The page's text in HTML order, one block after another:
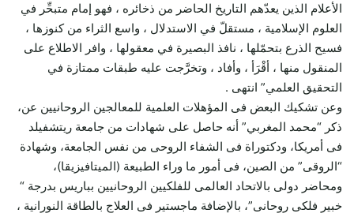
الأعلام الذين يعدّهم التاريخ الحاضر من ذخائره ، فهو إمام متبحِّر في
العلوم الإسلامية ، مستقلّ في الاستدلال ، واسع الثراء من كنوزها ،
فسيح الذرع بتحمّلها ، نافذ البصيرة في معقولها ، وافر الاطلاع على
المنقول منها ، أقْرَأ ، وأفاد ، وتخرَّجت عليه طبقات ممتازة في
التحقيق العلمي” انتهى .
وعن تشكيك البعض فى المؤهلات العلمية للمعالجين الروحانيين عن،
ذكر “محمد المغربي” أنه حاصل على شهادات من جامعة ريتشفيلد
فى أمريكا، ودكتوراة فى الشفاء الروحى من نفس الجامعة، وشهادة
“الروقى” من الصين، فى أمور ما وراء الطبيعة (الميتافيزيقا)،
ومحاضر دولى بالاتحاد العالمى للفلكيين الروحانيين بباريس بدرجة “
خبير فلكى روحانى”، بالإضافة ماجستير فى العلاج بالطاقة النورانية ،